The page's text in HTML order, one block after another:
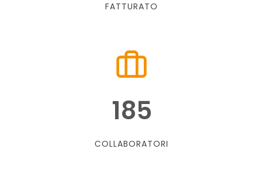
FATTURATO
185
COLLABORATORI